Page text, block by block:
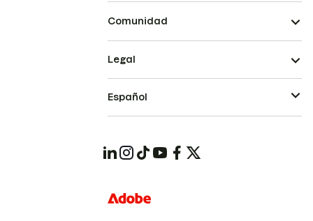
Comunidad
Legal
Español